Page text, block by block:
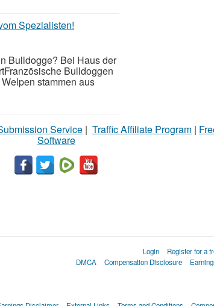
Spezialisten!
Bulldogge? Bei Haus der
Bulldoggen
stammen aus
Service | Traffic Affiliate Program |
Software
Login Register for a
DMCA
Compensation Disclosure